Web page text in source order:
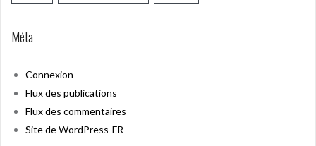
Méta
Connexion
Flux des publications
Flux des commentaires
Site de WordPress-FR